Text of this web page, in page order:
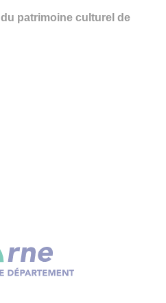
patrimoine culturel de